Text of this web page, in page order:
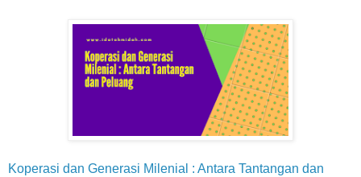
Koperasi dan Generasi Milenial : Antara Tantangan dan